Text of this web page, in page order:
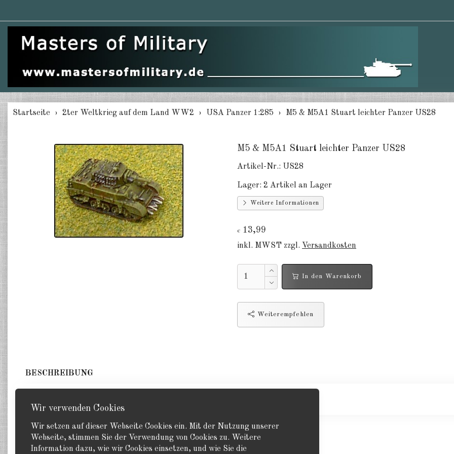
Wir verwenden Cookies
Wir setzen auf dieser Webseite Cookies ein. Mit der Nutzung unserer
Webseite, stimmen Sie der Verwendung von Cookies zu. Weitere
Information dazu, wie wir Cookies einsetzen, und wie Sie die
Startseite 2ter Weltkrieg auf dem Land WW2 USA Panzer 1:285 M5 & M5A1 Stuart leichter Panzer US28
M5 & M5A1 Stuart leichter Panzer US28
Artikel-Nr.: US28
Lager: 2 Artikel an Lager
Weitere Informationen
€ 13,99
inkl. MWST zzgl. Versandkosten
In den Warenkorb
Weiterempfehlen
BESCHREIBUNG